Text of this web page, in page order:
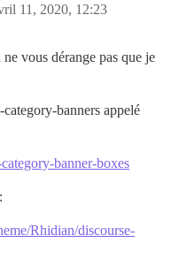
11, 2020, 12:23
ne vous dérange pas que je
banners appelé
banner-boxes
Rhidian/discourse-